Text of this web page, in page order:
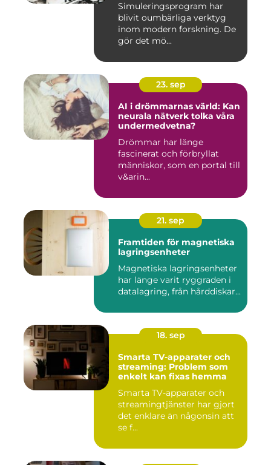
Simuleringsprogram har
blivit oumbärliga verktyg
inom modern forskning. De
gör det mö...
23. sep
AI i drömmarnas värld: Kan
neurala nätverk tolka våra
undermedvetna?
Drömmar har länge
fascinerat och förbryllat
människor, som en portal till
v&arin...
21. sep
Framtiden för magnetiska
lagringsenheter
Magnetiska lagringsenheter
har länge varit ryggraden i
datalagring, från hårddiskar...
18. sep
Smarta TV-apparater och
streaming: Problem som
enkelt kan fixas hemma
Smarta TV-apparater och
streamingtjänster har gjort
det enklare än någonsin att
se f...